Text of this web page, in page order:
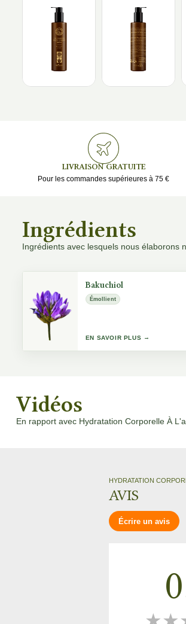
LIVRAISON GRATUITE
Pour les commandes supérieures à 75 €
Ingrédients
Ingrédients avec lesquels nous élaborons
Bakuchiol
Émollient
EN SAVOIR PLUS
Vidéos
En rapport avec Hydratation Corporelle À
HYDRATATION
AVIS
Écrire un avis